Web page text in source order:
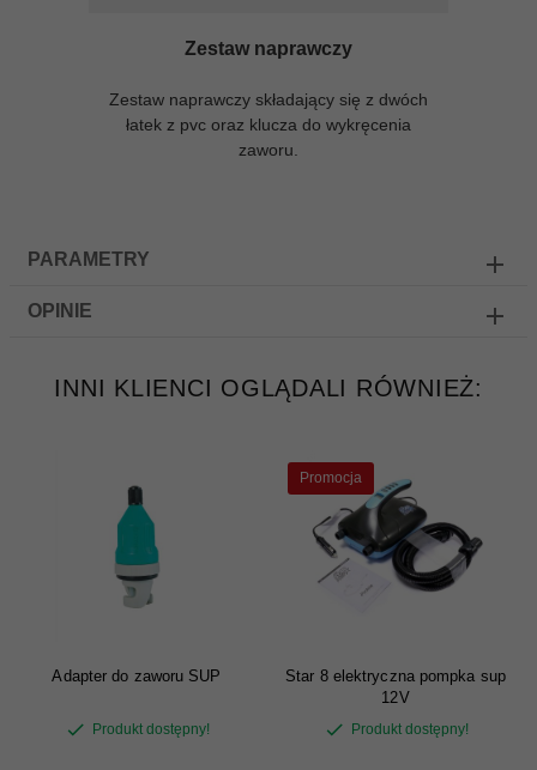
Zestaw naprawczy
Zestaw naprawczy składający się z dwóch
łatek z pvc oraz klucza do wykręcenia
zaworu.
PARAMETRY
OPINIE
INNI KLIENCI OGLĄDALI RÓWNIEŻ:
Adapter do zaworu SUP
Produkt dostępny!
Promocja
Star 8 elektryczna pompka sup
12V
Produkt dostępny!